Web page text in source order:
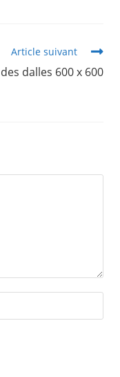
Article suivant
dalles 600 x 600